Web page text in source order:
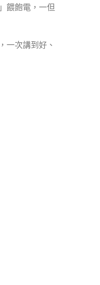
餵飽電，一但
一次講到好、